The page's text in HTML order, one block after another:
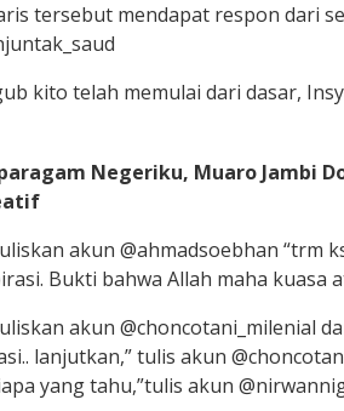
tersebut mendapat respon dari
kito telah memulai dari dasar,
Negeriku, Muaro Jambi
akun @ahmadsoebhan “trm
Bukti bahwa Allah maha kuasa
akun @choncotani_milenial
lanjutkan,” tulis akun
yang tahu,”tulis akun